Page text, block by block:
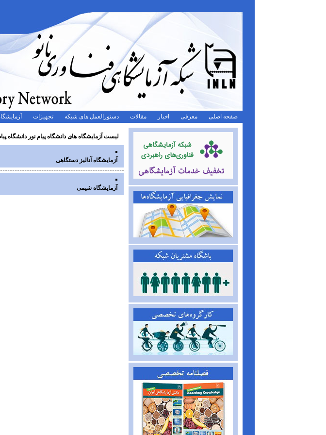
صفحه اصلی معرفی اخبار مقالات دستورالعمل های شبکه تجهیزات
لیست آزمایشگاه های دانشگاه پیام نور دانشگاه
آزمایشگاه آنالیز دستگاهی
آزمایشگاه شیمی